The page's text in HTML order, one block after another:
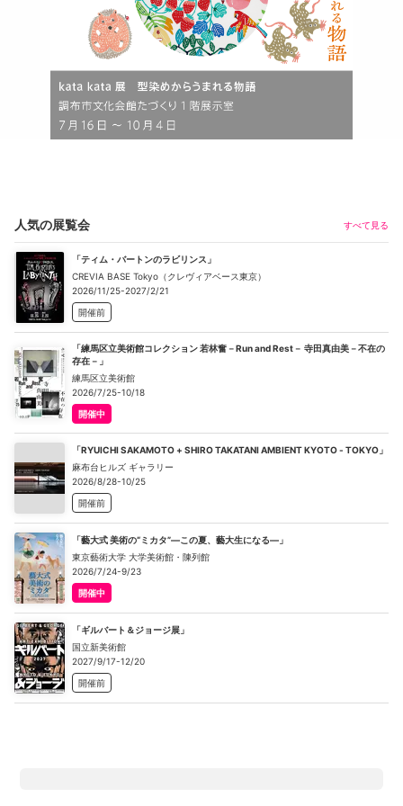
人気の展覧会 すべて見る
「ティム・バートンのラビリンス」
CREVIA BASE Tokyo（クレヴィアベース東京）
2026/11/25-2027/2/21
開催前
「練馬区立美術館コレクション 若林奮－Run and Rest－ 寺田真由美－不在の
存在－」
練馬区立美術館
2026/7/25-10/18
開催中
「RYUICHI SAKAMOTO + SHIRO TAKATANI AMBIENT KYOTO - TOKYO」
麻布台ヒルズ ギャラリー
2026/8/28-10/25
開催前
「藝大式 美術の“ミカタ”―この夏、藝大生になる―」
東京藝術大学 大学美術館・陳列館
2026/7/24-9/23
開催中
「ギルバート＆ジョージ展」
国立新美術館
2027/9/17-12/20
開催前